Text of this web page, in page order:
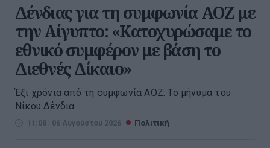
Δένδιας για τη συμφωνία ΑΟΖ με
την Αίγυπτο: «Κατοχυρώσαμε το
εθνικό συμφέρον με βάση το
Διεθνές Δίκαιο»
Έξι χρόνια από τη συμφωνία ΑΟΖ: Το μήνυμα του
Νίκου Δένδια
11:08 | 06 Αυγούστου 2026 Πολιτική